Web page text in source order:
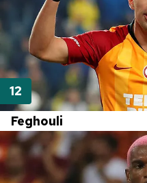
Feghouli